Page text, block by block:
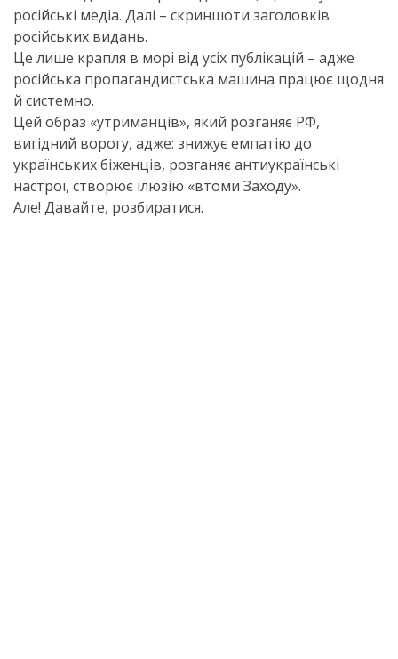
російські медіа. Далі – скриншоти заголовків
російських видань.
Це лише крапля в морі від усіх публікацій – адже
російська пропагандистська машина працює щодня
й системно.
Цей образ «утриманців», який розганяє РФ,
вигідний ворогу, адже: знижує емпатію до
українських біженців, розганяє антиукраїнські
настрої, створює ілюзію «втоми Заходу».
Але! Давайте, розбиратися.